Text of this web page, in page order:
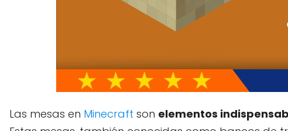
Las mesas en Minecraft son elementos